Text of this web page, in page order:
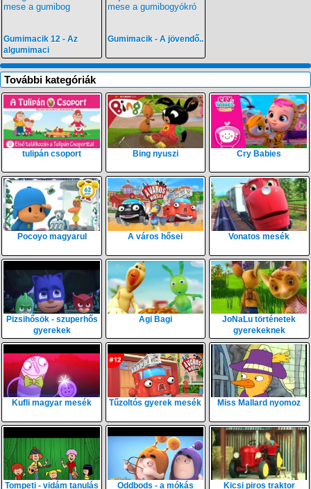
Gumimacik 12 - Az
algumimaci
Gumimacik - A jövendő..
További kategóriák
tulipán csoport Bing nyuszi Cry Babies
Pocoyo magyarul A város hősei Vonatos mesék
Pizsihősök - szuperhős
gyerekek
Agi Bagi
JoNaLu történetek
gyerekeknek
Kufli magyar mesék Tűzoltós gyerek mesék Miss Mallard nyomoz
Tompeti - vidám tanulás Oddbods - a mókás Kicsi piros traktor